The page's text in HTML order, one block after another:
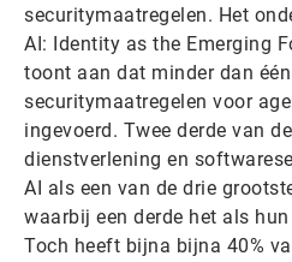
securitymaatregelen. Het
AI: Identity as the Emerging
toont aan dat minder dan
securitymaatregelen voor
ingevoerd. Twee derde van
dienstverlening en
AI als een van de drie
waarbij een derde het als
Toch heeft bijna bijna 40%